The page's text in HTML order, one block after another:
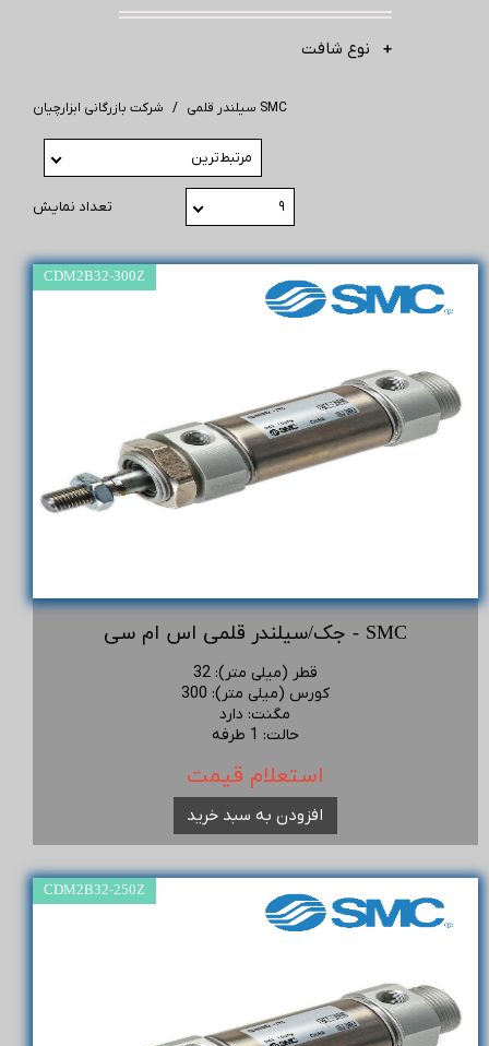
شرکت بازرگانی ابزارچیان سیلندر قلمی SMC
مرتبط‌ترین
تعداد نمایش ۹
جک/سیلندر قلمی اس ام سی - SMC
قطر (میلی متر):
32
کورس (میلی متر):
300
مگنت: دارد
حالت: 1 طرفه
استعلام قیمت
افزودن به سبد خرید
CDM2B32-300Z
CDM2B32-250Z
نوع شافت